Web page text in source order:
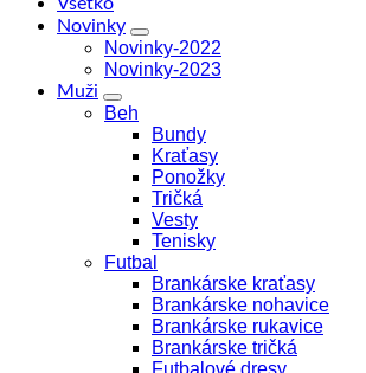
Novinky
Novinky-2022
Novinky-2023
Muži
Beh
Bundy
Kraťasy
Ponožky
Tričká
Vesty
Tenisky
Futbal
Brankárske kraťasy
Brankárske nohavice
Brankárske rukavice
Brankárske tričká